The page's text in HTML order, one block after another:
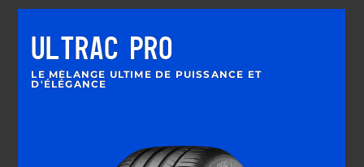
ULTRAC PRO
LE MÉLANGE ULTIME DE PUISSANCE ET
D'ÉLÉGANCE